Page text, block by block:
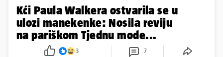
Kći Paula Walkera ostvarila se u
ulozi manekenke: Nosila reviju
na pariškom Tjednu mode...
3 7